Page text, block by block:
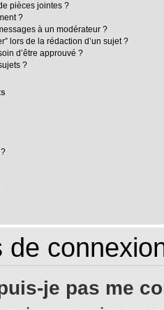
pièces jointes ?
?
à un modérateur ?
lors de la rédaction d’un sujet ?
d’être approuvé ?
?
de
je pas me